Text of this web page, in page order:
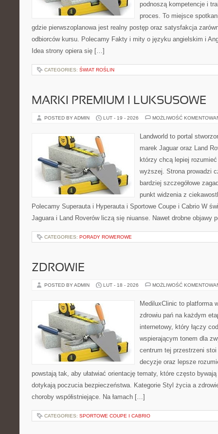
podnoszą kompetencje i
proces. To miejsce
gdzie pierwszoplanowa jest realny postęp oraz satysfakcja
odbiorców kursu. Polecamy Fakty i mity o języku angielskim i
Idea strony opiera się […]
CATEGORIES: ŚWIAT ROŚLIN
MARKI PREMIUM I LUKSUSOWE
POSTED BY ADMIN LUT - 19 - 2026 MOŻLIWOŚĆ
Landworld to portal
marek Jaguar oraz Land
którzy chcą lepiej
wyższej. Strona prowadzi
bardziej szczegółowe
punkt widzenia z
Polecamy Superauta i Hyperauta i Sportowe Coupe i Cabrio W
Jaguara i Land Roverów liczą się niuanse. Nawet drobne
CATEGORIES: PORADY ROWEROWE
ZDROWIE
POSTED BY ADMIN LUT - 18 - 2026 MOŻLIWOŚĆ
MediluxClinic to platforma
zdrowiu pań na każdym
internetowy, który łączy
wspierającym tonem dla
centrum tej przestrzeni
decyzje oraz lepsze
powstają tak, aby ułatwiać orientację tematy, które często
dotykają poczucia bezpieczeństwa. Kategorie Styl życia a
choroby współistniejące. Na łamach […]
CATEGORIES: SPORTOWE COUPE I CABRIO